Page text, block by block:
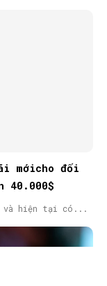
mớicho đối
và hiện tại có...